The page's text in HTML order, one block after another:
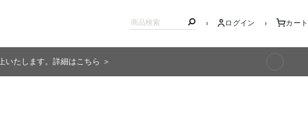
ログイン カート
いたします。詳細はこちら ＞